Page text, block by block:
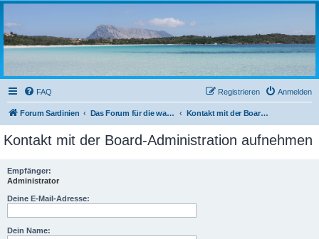
sardinien-forum.org
Das Forum der Freunde Sardiniens
FAQ Anmelden
Registrieren
Forum Sardinien Das Forum für die wahren Freunde Sardiniens.. Kontakt mit der Board-Administration aufnehmen
Kontakt mit der Board-Administration aufnehmen
Empfänger:
Administrator
Deine E-Mail-Adresse:
Dein Name: